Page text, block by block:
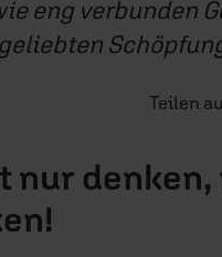
eng verbunden
Teilen
nur denken,